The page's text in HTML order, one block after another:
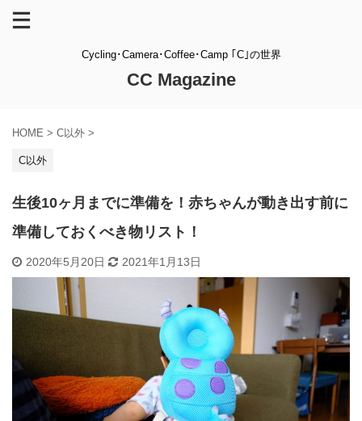
Cycling･Camera･Coffee･Camp ｢C｣の世界
CC Magazine
HOME > C以外 >
C以外
生後10ヶ月までに準備を！赤ちゃんが動き出す前に
準備しておくべき物リスト！
2020年5月20日 2021年1月13日